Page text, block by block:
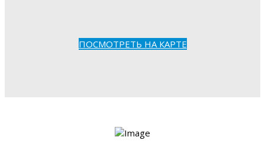
ПОСМОТРЕТЬ НА КАРТЕ